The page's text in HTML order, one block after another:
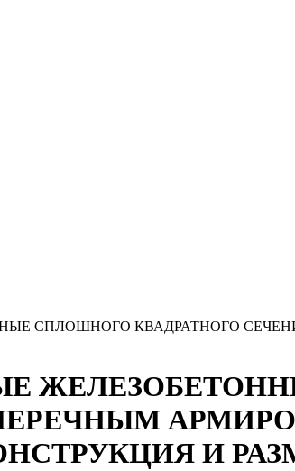
СПЛОШНОГО КВАДРАТНОГО
И